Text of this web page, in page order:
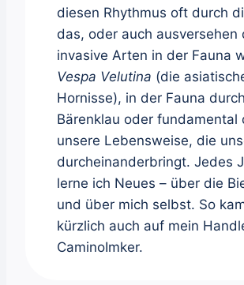
diesen Rhythmus oft durch
das, oder auch ausversehen
invasive Arten in der Fauna
Vespa Velutina (die
Hornisse), in der Fauna
Bärenklau oder fundamental
unsere Lebensweise, die
durcheinanderbringt. Jedes
lerne ich Neues – über die
und über mich selbst. So
kürzlich auch auf mein
CaminoImker.